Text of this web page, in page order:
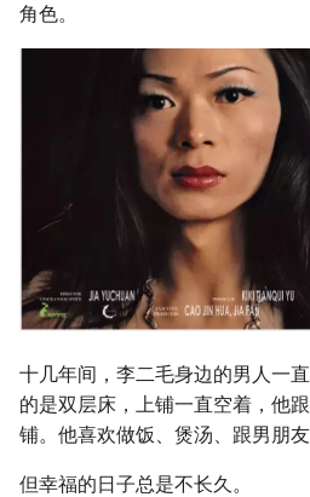
角色。
十几年间，李二毛身边的男人一
的是双层床，上铺一直空着，他
铺。他喜欢做饭、煲汤、跟男朋友
但幸福的日子总是不长久。